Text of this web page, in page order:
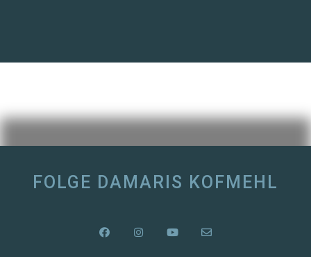
FOLGE DAMARIS KOFMEHL